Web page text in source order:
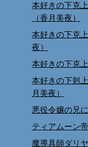
本好きの下克
（香月美夜）
本好きの下克
夜）
本好きの下克
本好きの下剋
月美夜）
悪役令嬢の兄
ティアムーン
魔導具師ダリ